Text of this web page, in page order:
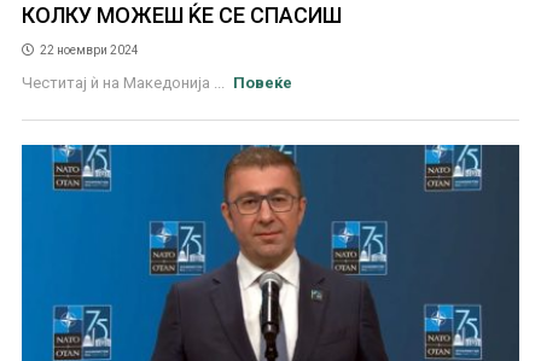
КОЛКУ МОЖЕШ ЌЕ СЕ СПАСИШ
22 ноември 2024
Честитај ѝ на Македонија ... Повеќе